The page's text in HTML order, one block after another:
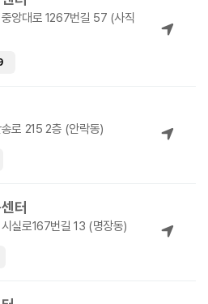
앙대로 1267번길 57 (사직
로 215 2층 (안락동)
터
실로167번길 13 (명장동)